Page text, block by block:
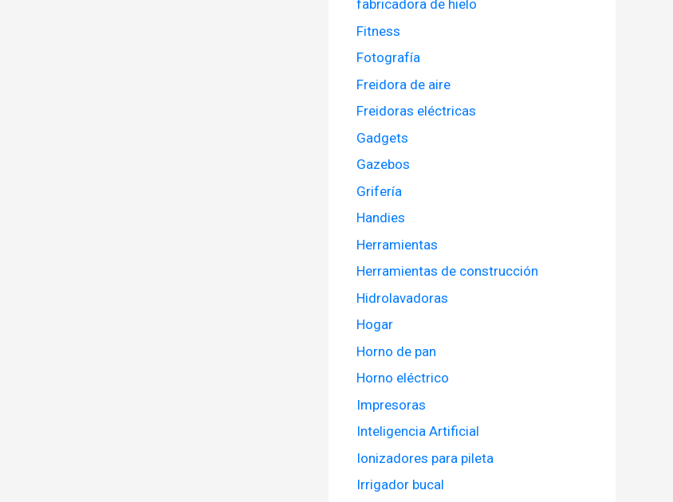
fabricadora de hielo
Fitness
Fotografía
Freidora de aire
Freidoras eléctricas
Gadgets
Gazebos
Grifería
Handies
Herramientas
Herramientas de construcción
Hidrolavadoras
Hogar
Horno de pan
Horno eléctrico
Impresoras
Inteligencia Artificial
Ionizadores para pileta
Irrigador bucal